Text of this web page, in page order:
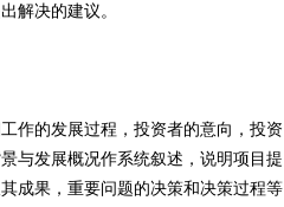
决的建议。
的发展过程，投资者的意向，投资
与发展概况作系统叙述，说明项目提
成果，重要问题的决策和决策过程等